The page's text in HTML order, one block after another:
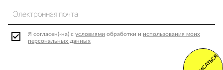
Я согласен(-на) с условиями обработки и использования моих
персональных данных